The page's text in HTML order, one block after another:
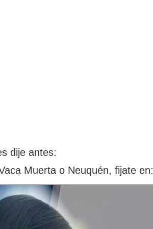
dije antes:
Muerta o Neuquén, fijate en: